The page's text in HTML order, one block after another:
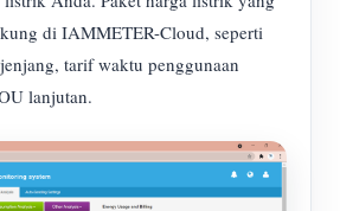
di IAMMETER-Cloud, seperti
tarif waktu penggunaan
lanjutan.